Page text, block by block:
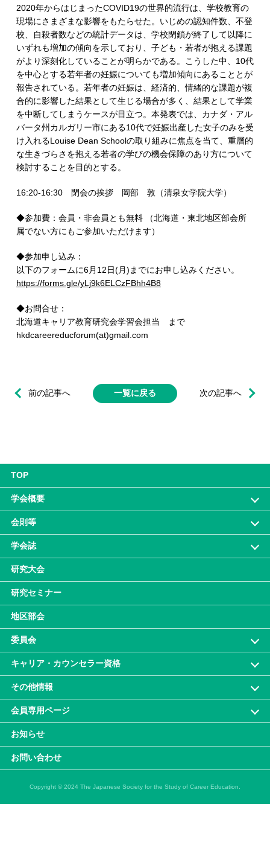
2020年からはじまったCOVID19の世界的流行は、学校教育の
現場にさまざまな影響をもたらせた。いじめの認知件数、不登
校、自殺者数などの統計データは、学校閉鎖が終了して以降に
いずれも増加の傾向を示しており、子ども・若者が抱える課題
がより深刻化していることが明らかである。こうした中、10代
を中心とする若年者の妊娠についても増加傾向にあることとが
報告されている。若年者の妊娠は、経済的、情緒的な課題が複
合的に影響した結果として生じる場合が多く、結果として学業
を中断してしまうケースが目立つ。本発表では、カナダ・アル
バータ州カルガリー市にある10代で妊娠出産した女子のみを受
け入れるLouise Dean Schoolの取り組みに焦点を当て、重層的
な生きづらさを抱える若者の学びの機会保障のあり方について
検討することを目的とする。
16:20-16:30 閉会の挨拶 岡部 敦（清泉女学院大学）
◆参加費：会員・非会員とも無料 （北海道・東北地区部会所
属でない方にもご参加いただけます）
◆参加申し込み：
以下のフォームに6月12日(月)までにお申し込みください。
https://forms.gle/yLj9k6ELCzFBhh4B8
◆お問合せ：
北海道キャリア教育研究会学習会担当 まで
hkdcareereducforum(at)gmail.com
前の記事へ 次の記事へ
一覧に戻る
TOP
学会概要
会則等
学会誌
研究大会
研究セミナー
地区部会
委員会
キャリア・カウンセラー資格
その他情報
会員専⽤ページ
お知らせ
お問い合わせ
Copyright © 2024 The Japanese Society for the Study of Career Education.